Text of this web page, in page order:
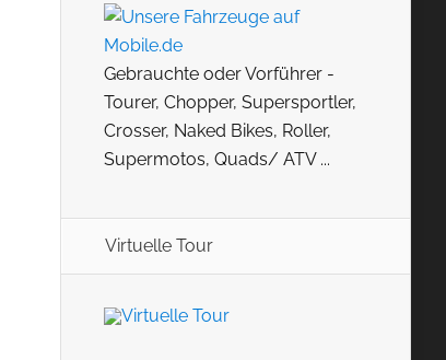
Gebrauchte oder Vorführer -
Tourer, Chopper, Supersportler,
Crosser, Naked Bikes, Roller,
Supermotos, Quads/ ATV ...
Virtuelle Tour